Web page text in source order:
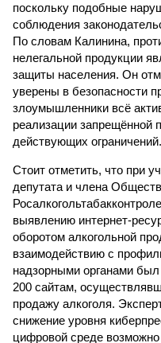
поскольку подобные
соблюдения
По словам Калинина,
нелегальной продукции
защиты населения. Он
уверены в безопасности
злоумышленники всё
реализации запрещённой
действующих ограничений.
Стоит отметить, что при
депутата и члена
выявлению интернет-
оборотом алкогольной
взаимодействию с
надзорными органами
200 сайтам,
продажу алкоголя.
снижение уровня
цифровой среде